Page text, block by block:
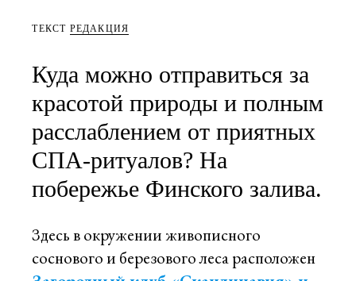
ТЕКСТ РЕДАКЦИЯ
Куда можно отправиться за
красотой природы и полным
расслаблением от приятных
СПА-ритуалов? На
побережье Финского залива.
Здесь в окружении живописного
соснового и березового леса расположен